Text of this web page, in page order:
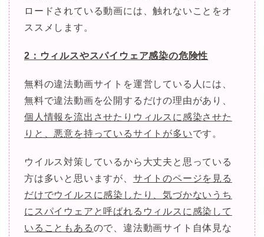
ロードされている動画には、触れないことをオ
ススメします。
2：ウィルスやスパイウェア感染の危険性
無料の違法動画サイトを運営している人には、
無料で違法動画を公開するだけの理由があり、
個人情報を流出させたりウィルスに感染させた
りと、悪意を持っているサイトが多いです。
ウイルス対策しているから大丈夫と思っている
方は多いと思いますが、 サイトのページを見る
だけでウイルスに感染したり、気づかないうち
にスパイウェアと呼ばれるウィルスに感染して
いることもあるので、違法動画サイト自体見な